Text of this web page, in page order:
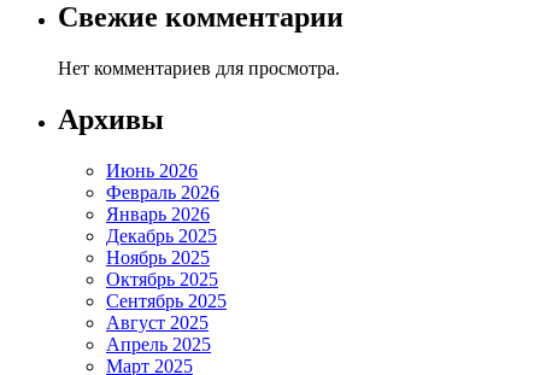
Свежие комментарии
Нет комментариев для просмотра.
Архивы
Июнь 2026
Февраль 2026
Январь 2026
Декабрь 2025
Ноябрь 2025
Октябрь 2025
Сентябрь 2025
Август 2025
Апрель 2025
Март 2025